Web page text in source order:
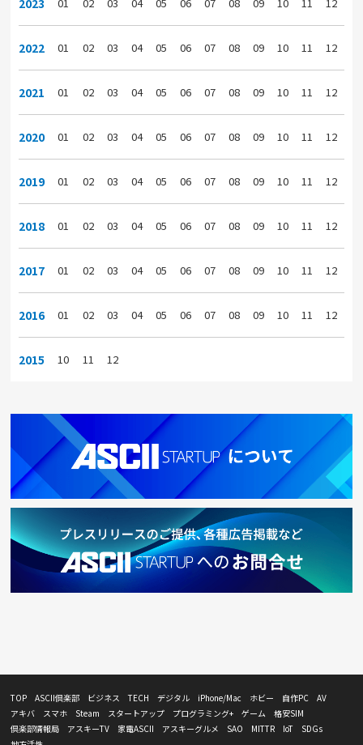
2022 01 02 03 04 05 06 07 08 09 10 11 12
2021 01 02 03 04 05 06 07 08 09 10 11 12
2020 01 02 03 04 05 06 07 08 09 10 11 12
2019 01 02 03 04 05 06 07 08 09 10 11 12
2018 01 02 03 04 05 06 07 08 09 10 11 12
2017 01 02 03 04 05 06 07 08 09 10 11 12
2016 01 02 03 04 05 06 07 08 09 10 11 12
2015 10 11 12
TOP ASCII倶楽部 ビジネス TECH デジタル iPhone/Mac ホビー 自作PC
AV
アキバ
スマホ Steam スタートアップ プログラミング+ ゲーム
格安SIM
倶楽部情報局
アスキーTV 家電ASCII アスキーグルメ SAO MITTR IoT
SDGs